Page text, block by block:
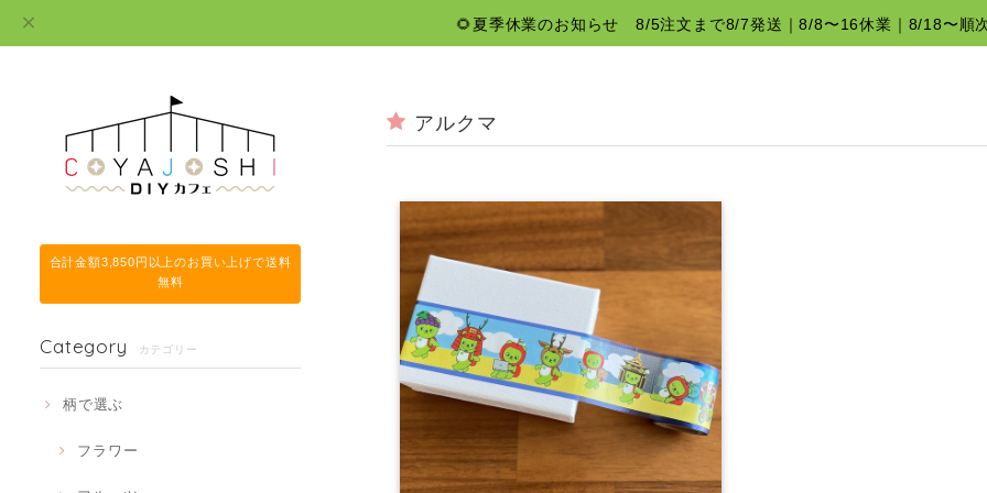
🌻夏季休業のお知らせ 8/5注文まで8/7発送｜8/8〜16休業｜8/18〜順
合計金額3,850円以上のお買い上げで送料
無料
Category カテゴリー
柄で選ぶ
フラワー
アルクマ